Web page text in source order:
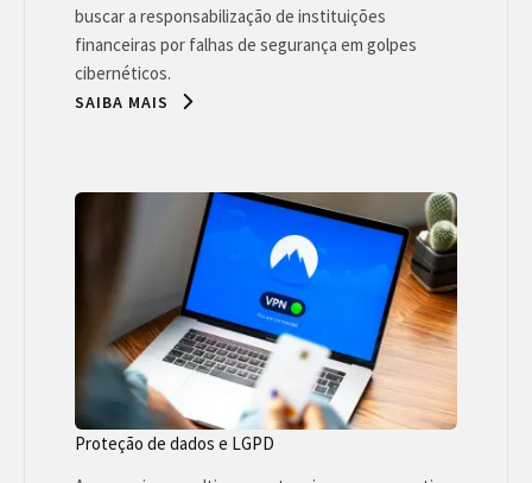
buscar a responsabilização de instituições
financeiras por falhas de segurança em golpes
cibernéticos.
SAIBA MAIS
Proteção de dados e LGPD